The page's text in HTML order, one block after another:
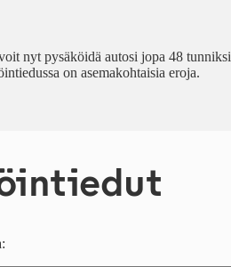
nyt pysäköidä autosi jopa 48 tunniksi
on asemakohtaisia eroja.